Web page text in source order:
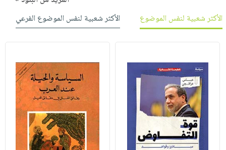
الأكثر شعبية لنفس الموضوع
الأكثر شعبية لنفس الموضوع الفرعي